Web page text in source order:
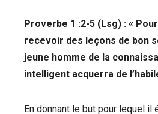
Proverbe 1 :2-5 (Lsg) : «
recevoir des leçons de bon
jeune homme de la
intelligent acquerra de
En donnant le but pour lequel